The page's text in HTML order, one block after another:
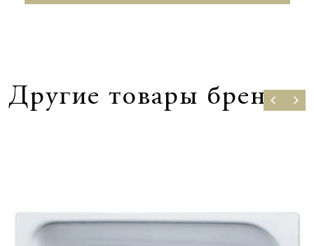
Другие товары бренда